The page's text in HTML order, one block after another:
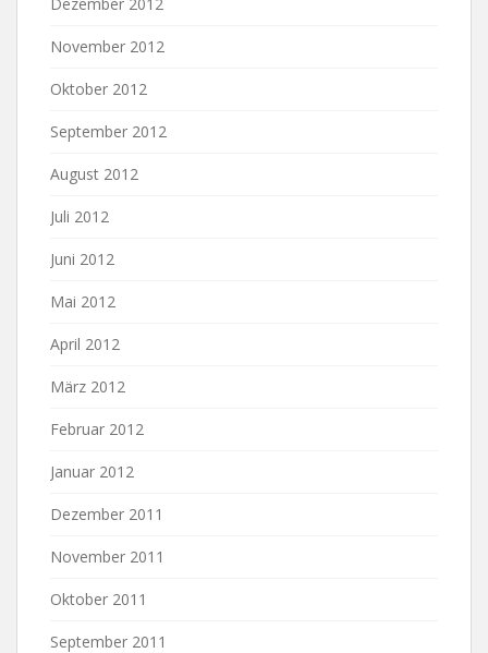
November 2012
Oktober 2012
September 2012
August 2012
Juli 2012
Juni 2012
Mai 2012
April 2012
März 2012
Februar 2012
Januar 2012
Dezember 2011
November 2011
Oktober 2011
September 2011